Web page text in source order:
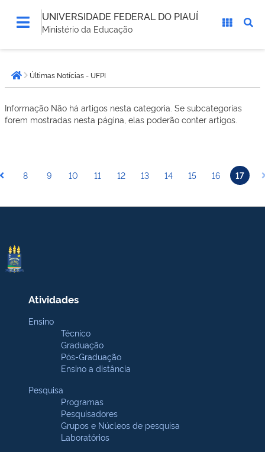
UNIVERSIDADE FEDERAL DO PIAUÍ
Ministério da Educação
está
aqui:Página inicial
Últimas Notícias - UFPI
Informação Não há artigos nesta categoria. Se subcategorias
forem mostradas nesta página, elas poderão conter artigos.
8 9 10 11 12 13 14 15 16 17
Atividades
Ensino
Técnico
Graduação
Pós-Graduação
Ensino a distância
Pesquisa
Programas
Pesquisadores
Grupos e Núcleos de pesquisa
Laboratórios